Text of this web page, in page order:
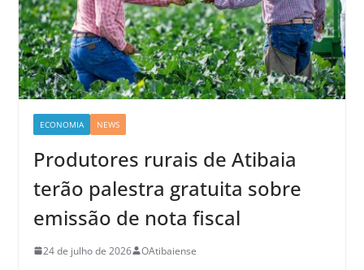
ECONOMIA NEWS
Produtores rurais de Atibaia
terão palestra gratuita sobre
emissão de nota fiscal
24 de julho de 2026 OAtibaiense